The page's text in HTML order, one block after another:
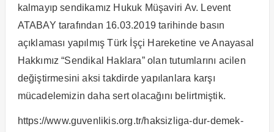
kalmayıp sendikamız Hukuk Müşaviri Av. Levent
ATABAY tarafından 16.03.2019 tarihinde basın
açıklaması yapılmış Türk İşçi Hareketine ve Anayasal
Hakkımız “Sendikal Haklara” olan tutumlarını acilen
değiştirmesini aksi takdirde yapılanlara karşı
mücadelemizin daha sert olacağını belirtmiştik.
https://www.guvenlikis.org.tr/haksizliga-dur-demek-